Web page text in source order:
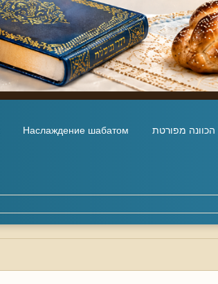
מפורטת Наслаждение шабатом